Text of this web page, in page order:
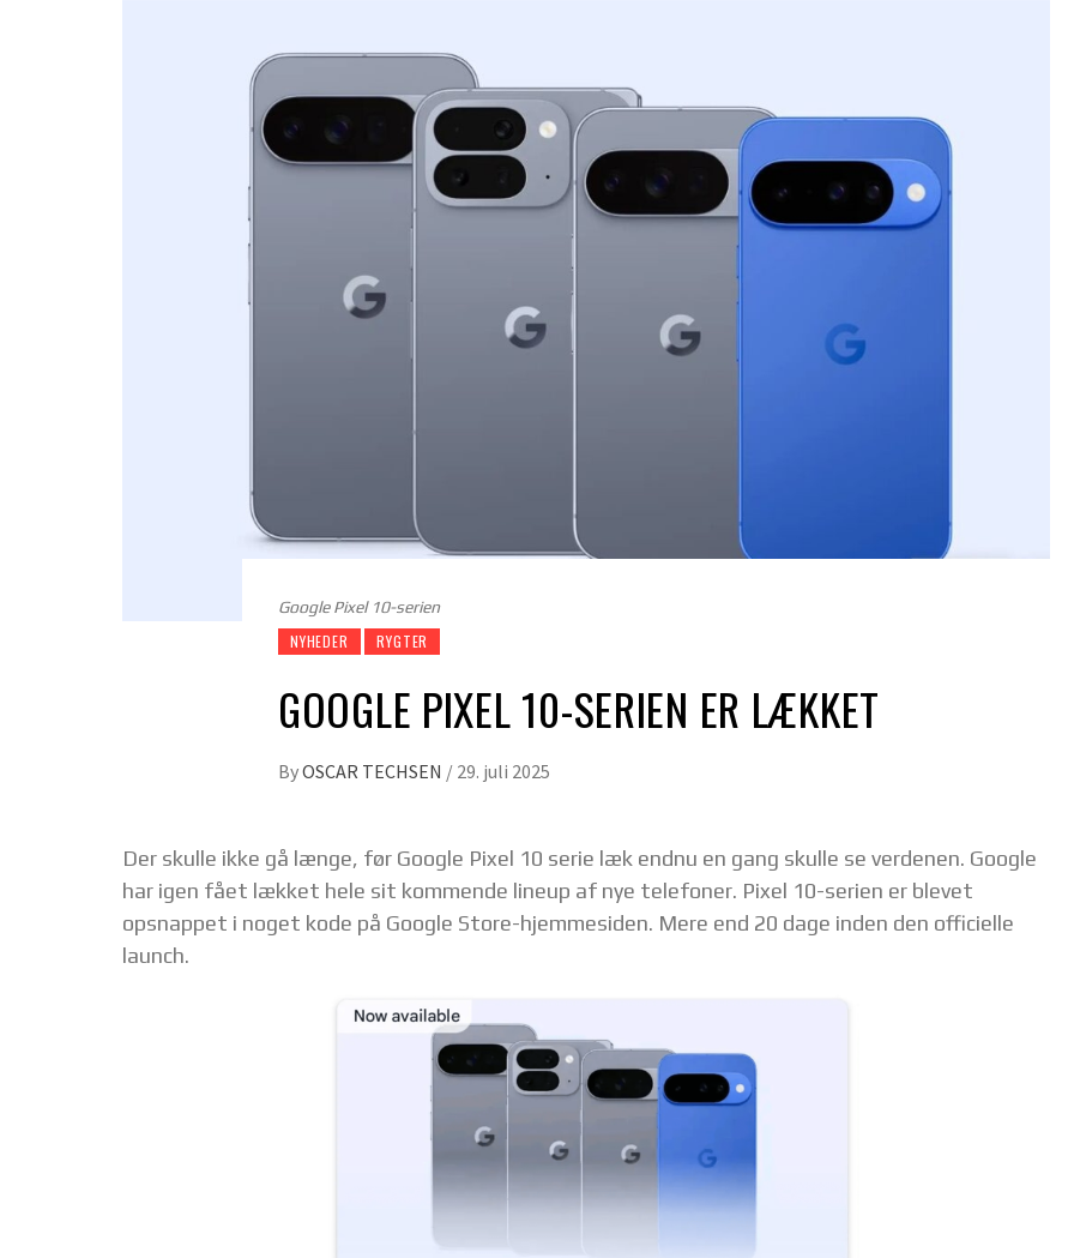
Google Pixel 10-serien
NYHEDER RYGTER
GOOGLE PIXEL 10-SERIEN ER LÆKKET
ByOSCAR TECHSEN / 29. juli 2025
Der skulle ikke gå længe, før Google Pixel 10 serie læk endnu en gang skulle se verdenen. Google
har igen fået lækket hele sit kommende lineup af nye telefoner. Pixel 10-serien er blevet
opsnappet i noget kode på Google Store-hjemmesiden. Mere end 20 dage inden den officielle
launch.